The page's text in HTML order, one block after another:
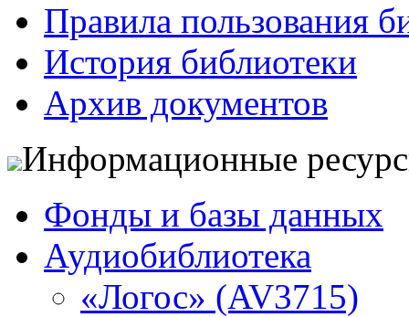
Правила пользования
История библиотеки
Архив документов
Информационные
Фонды и базы данных
Аудиобиблиотека
«Логос» (AV3715)